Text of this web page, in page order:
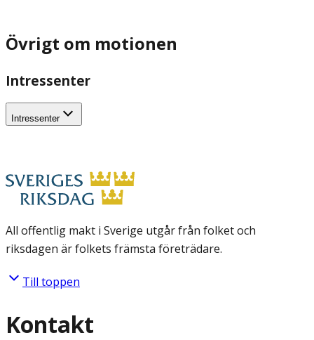
Övrigt om motionen
Intressenter
Intressenter
All offentlig makt i Sverige utgår från folket och
riksdagen är folkets främsta företrädare.
Till toppen
Kontakt